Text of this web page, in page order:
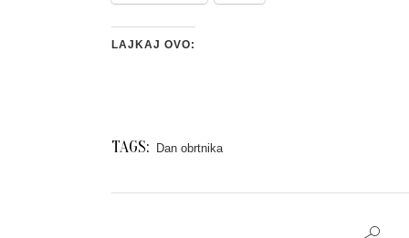
LAJKAJ OVO:
TAGS: Dan obrtnika